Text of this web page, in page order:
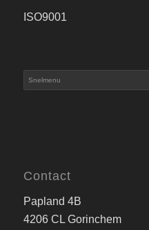
ISO9001
Contact
Papland 4B
4206 CL Gorinchem